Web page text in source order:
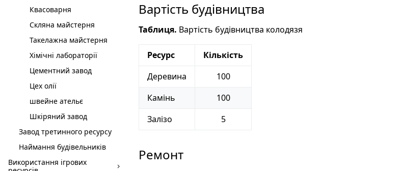
Квасоварня
Скляна майстерня
Такелажна майстерня
Хімічні лабораторії
Цементний завод
Цех олії
швейне ательє
Шкіряний завод
Завод третинного ресурсу
Наймання будівельників
Використання ігрових
Вартість будівництва
Таблиця. Вартість будівництва колодязя
Ресурс
Кількість
Деревина
100
Камінь
100
Залізо
5
Ремонт